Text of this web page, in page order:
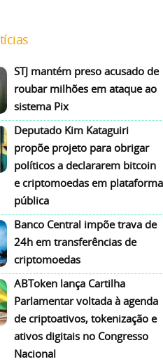
STJ mantém preso acusado de
roubar milhões em ataque ao
sistema Pix
Deputado Kim Kataguiri
propõe projeto para obrigar
políticos a declararem bitcoin
e criptomoedas em plataforma
pública
Banco Central impõe trava de
24h em transferências de
criptomoedas
ABToken lança Cartilha
Parlamentar voltada à agenda
de criptoativos, tokenização e
ativos digitais no Congresso
Nacional